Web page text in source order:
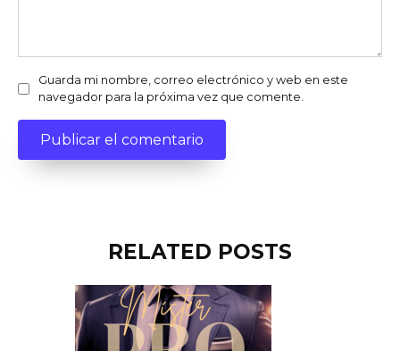
Guarda mi nombre, correo electrónico y web en este
navegador para la próxima vez que comente.
RELATED POSTS